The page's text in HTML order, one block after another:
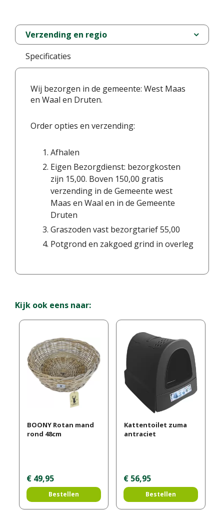
Verzending en regio
Specificaties
Wij bezorgen in de gemeente: West Maas
en Waal en Druten.
Order opties en verzending:
Afhalen
Eigen Bezorgdienst: bezorgkosten
zijn 15,00. Boven 150,00 gratis
verzending in de Gemeente west
Maas en Waal en in de Gemeente
Druten
Graszoden vast bezorgtarief 55,00
Potgrond en zakgoed grind in overleg
Kijk ook eens naar:
BOONY Rotan mand
rond 48cm
€ 49,95
Bestellen
Kattentoilet zuma
antraciet
€ 56,95
Bestellen